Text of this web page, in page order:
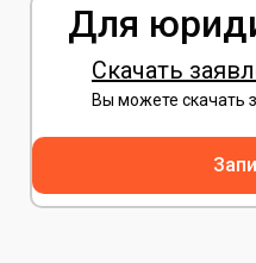
Для
Скачать
Вы можете скачать